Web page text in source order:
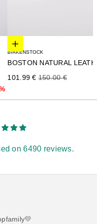
Elige opciones
BIRKENSTOCK
Precio de oferta
101.99 € Precio normal
150.00 €
on 6490 reviews.